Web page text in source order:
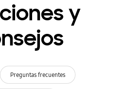
y
Preguntas frecuentes